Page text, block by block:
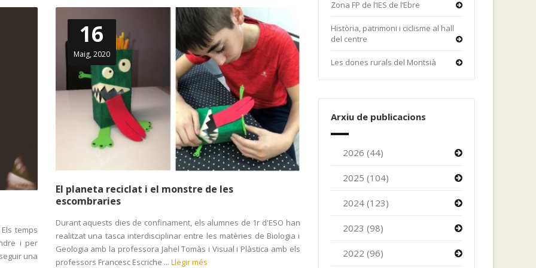
temps
i per
una
16
Maig, 2020
El planeta reciclat i el monstre de les
escombraries
Durant aquests dies de confinament, els alumnes de 1r d'ESO han
realitzat una tasca interdisciplinar entre les matèries de Biologia i
Geologia amb la professora Jahel Tomàs i Visual i Plàstica amb els
professors Francesc Escriche ... Llegir més
Zona FP de l’IES de l’Ebre
Història, patrimoni i ciclisme al hall
del centre
Les dones rurals del Montsià
Arxiu de publicacions
2026 (44)
2025 (104)
2024 (123)
2023 (98)
2022 (96)